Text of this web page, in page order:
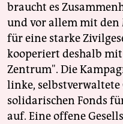
braucht es
und vor allem mit den
für eine starke
kooperiert deshalb
Zentrum". Die
linke,
solidarischen Fonds
auf. Eine offene